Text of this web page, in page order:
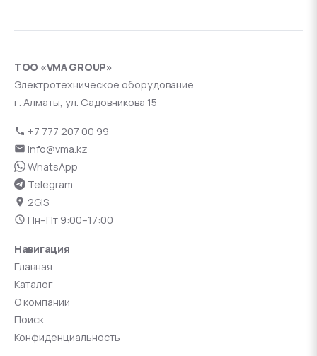
ТОО «VMA GROUP»
Электротехническое оборудование
г. Алматы, ул. Садовникова 15
+7 777 207 00 99
info@vma.kz
WhatsApp
Telegram
2GIS
Пн–Пт 9:00–17:00
Навигация
Главная
Каталог
О компании
Поиск
Конфиденциальность